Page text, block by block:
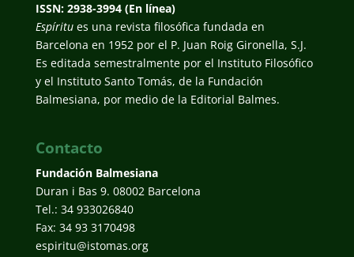
ISSN: 2938-3994 (En línea)
Espíritues una revista filosófica fundada en
Barcelona en 1952 por el P. Juan Roig Gironella, S.J.
Es editada semestralmente por el Instituto Filosófico
y el Instituto Santo Tomás, de la Fundación
Balmesiana, por medio de la Editorial Balmes.
Contacto
Fundación Balmesiana
Duran i Bas 9. 08002 Barcelona
Tel.: 34 933026840
Fax: 34 93 3170498
espiritu@istomas.org